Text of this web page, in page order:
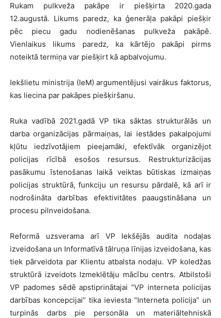
Rukam pulkveža pakāpe ir piešķirta 2020.gada
12.augustā. Likums paredz, ka ģenerāļa pakāpi piešķir
pēc piecu gadu nodienēšanas pulkveža pakāpē.
Vienlaikus likums paredz, ka kārtējo pakāpi pirms
noteiktā termiņa var piešķirt kā apbalvojumu.
Iekšlietu ministrija (IeM) argumentējusi vairākus faktorus,
kas liecina par pakāpes piešķiršanu.
Ruka vadībā 2021.gadā VP tika sāktas strukturālās un
darba organizācijas pārmaiņas, lai iestādes pakalpojumi
kļūtu iedzīvotājiem pieejamāki, efektīvāk organizējot
policijas rīcībā esošos resursus. Restrukturizācijas
pasākumu īstenošanas laikā veiktas būtiskas izmaiņas
policijas struktūrā, funkciju un resursu pārdalē, kā arī ir
nodrošināta darbības efektivitātes paaugstināšana un
procesu pilnveidošana.
Reformā uzsverama arī VP Iekšējās audita nodaļas
izveidošana un Informatīvā tālruņa līnijas izveidošana, kas
tiek pārveidota par Klientu atbalsta nodaļu. VP koledžas
struktūrā izveidots Izmeklētāju mācību centrs. Atbilstoši
VP padomes sēdē apstiprinātajai “VP interneta policijas
darbības koncepcijai” tika ieviesta “Interneta policija” un
turpinās darbs pie personāla un materiāltehniskā